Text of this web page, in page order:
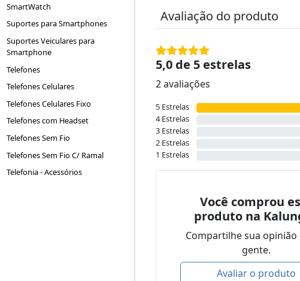
SmartWatch
Suportes para Smartphones
Suportes Veiculares para
Smartphone
Telefones
Telefones Celulares
Telefones Celulares Fixo
Telefones com Headset
Telefones Sem Fio
Telefones Sem Fio C/ Ramal
Telefonia - Acessórios
Avaliação do produto
5,0 de 5 estrelas
2 avaliações
5 Estrelas
4 Estrelas
3 Estrelas
2 Estrelas
1 Estrelas
Você comprou
produto na
Compartilhe sua opinião
gente.
Avaliar o produto